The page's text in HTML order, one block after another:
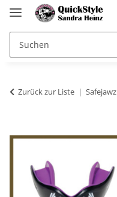
Zurück zur Liste Safejawz